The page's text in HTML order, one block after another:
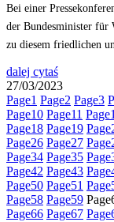
Bei einer
der Bundesminister für
zu diesem friedlichen
dalej cytaś
27/03/2023
Page1 Page2 Page3
Page10 Page11 Page
Page18 Page19 Page
Page26 Page27 Page
Page34 Page35 Page
Page42 Page43 Page
Page50 Page51 Page
Page58 Page59 Page
Page66 Page67 Page